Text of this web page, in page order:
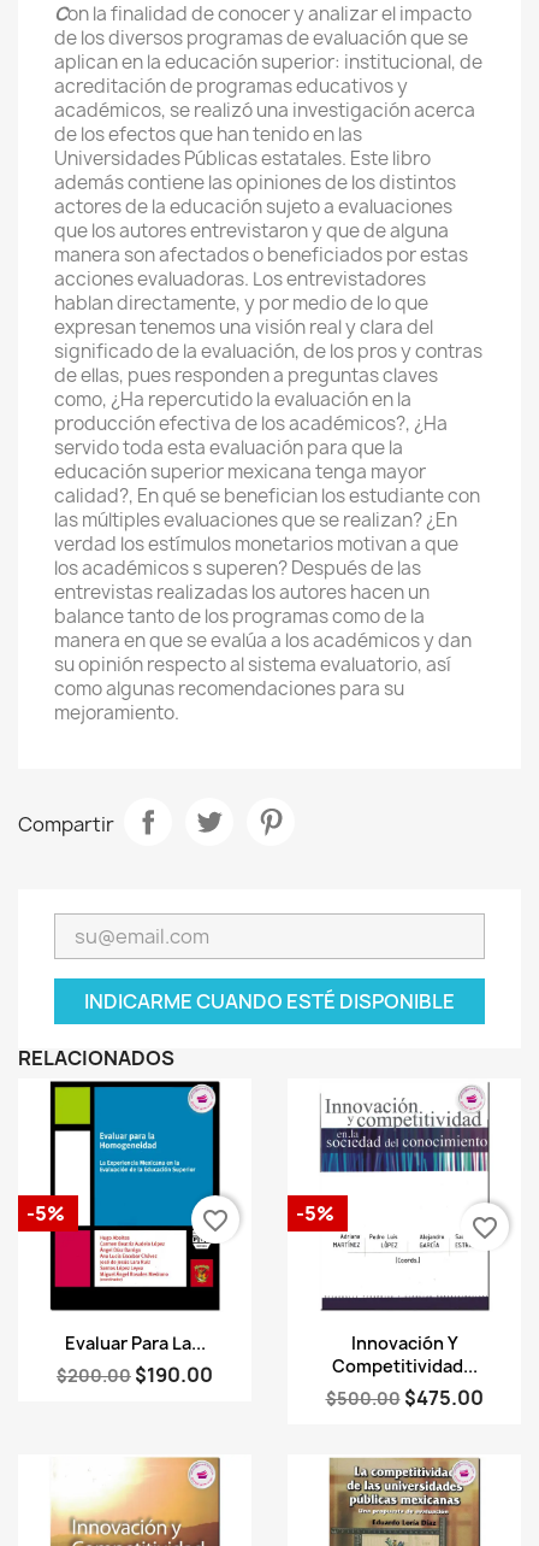
Con la finalidad de conocer y analizar el impacto
de los diversos programas de evaluación que se
aplican en la educación superior: institucional, de
acreditación de programas educativos y
académicos, se realizó una investigación acerca
de los efectos que han tenido en las
Universidades Públicas estatales. Este libro
además contiene las opiniones de los distintos
actores de la educación sujeto a evaluaciones
que los autores entrevistaron y que de alguna
manera son afectados o beneficiados por estas
acciones evaluadoras. Los entrevistadores
hablan directamente, y por medio de lo que
expresan tenemos una visión real y clara del
significado de la evaluación, de los pros y contras
de ellas, pues responden a preguntas claves
como, ¿Ha repercutido la evaluación en la
producción efectiva de los académicos?, ¿Ha
servido toda esta evaluación para que la
educación superior mexicana tenga mayor
calidad?, En qué se benefician los estudiante con
las múltiples evaluaciones que se realizan? ¿En
verdad los estímulos monetarios motivan a que
los académicos s superen? Después de las
entrevistas realizadas los autores hacen un
balance tanto de los programas como de la
manera en que se evalúa a los académicos y dan
su opinión respecto al sistema evaluatorio, así
como algunas recomendaciones para su
mejoramiento.
Compartir
INDICARME CUANDO ESTÉ DISPONIBLE
RELACIONADOS
Vista rápida
Evaluar Para La...
$200.00 $190.00
-5% favorite_border
Vista rápida
Innovación Y
Competitividad...
$500.00 $475.00
-5%
favorite_border